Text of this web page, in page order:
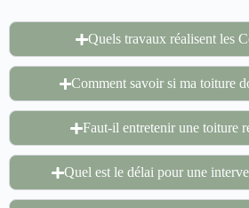
Quels travaux réalisent les
Comment savoir si ma toiture
Faut-il entretenir une toiture
Quel est le délai pour une